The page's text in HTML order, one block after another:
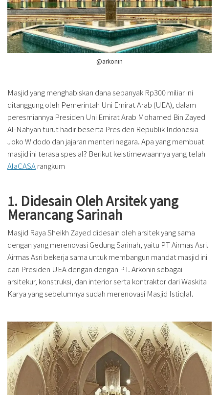
@arkonin
Masjid yang menghabiskan dana sebanyak Rp300 miliar ini
ditanggung oleh Pemerintah Uni Emirat Arab (UEA), dalam
peresmiannya Presiden Uni Emirat Arab Mohamed Bin Zayed
Al-Nahyan turut hadir beserta Presiden Republik Indonesia
Joko Widodo dan jajaran menteri negara. Apa yang membuat
masjid ini terasa spesial? Berikut keistimewaannya yang telah
AlaCASArangkum
1. Didesain Oleh Arsitek yang
Merancang Sarinah
Masjid Raya Sheikh Zayed didesain oleh arsitek yang sama
dengan yang merenovasi Gedung Sarinah, yaitu PT Airmas Asri.
Airmas Asri bekerja sama untuk membangun mandat masjid ini
dari Presiden UEA dengan dengan PT. Arkonin sebagai
arsitekur, konstruksi, dan interior serta kontraktor dari Waskita
Karya yang sebelumnya sudah merenovasi Masjid Istiqlal.